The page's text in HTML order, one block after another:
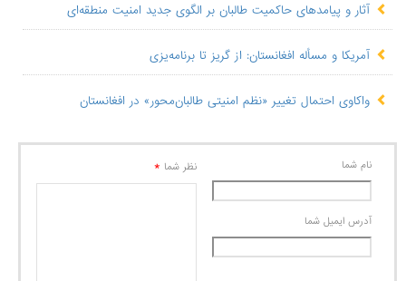
آثار و پیامدهای حاکمیت طالبان بر الگوی جدید امنیت منطقه‌ای
آمریکا و مسأله افغانستان: از گریز تا برنامه‌یزی
واکاوی احتمال تغییر «نظم امنیتی طالبان‏محور» در افغانستان
نام شما
آدرس ايميل شما
نظر شما *